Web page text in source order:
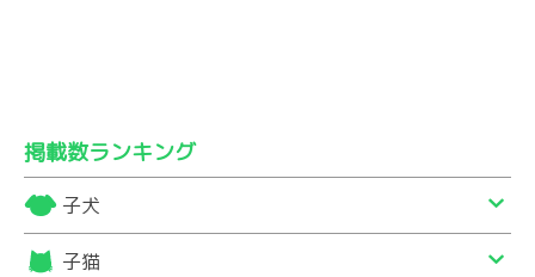
掲載数ランキング
子犬
子猫